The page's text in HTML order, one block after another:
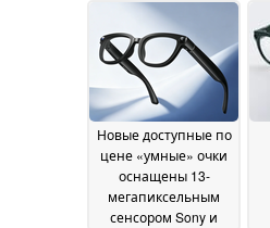
Новые доступные по
цене «умные» очки
оснащены 13-
мегапиксельным
сенсором Sony и